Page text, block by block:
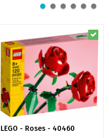
LEGO - Roses - 40460